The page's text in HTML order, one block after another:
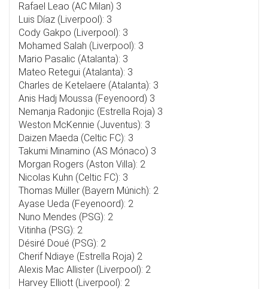
Rafael Leao (AC Milan) 3
Luis Díaz (Liverpool): 3
Cody Gakpo (Liverpool): 3
Mohamed Salah (Liverpool): 3
Mario Pasalic (Atalanta): 3
Mateo Retegui (Atalanta): 3
Charles de Ketelaere (Atalanta): 3
Anis Hadj Moussa (Feyenoord) 3
Nemanja Radonjic (Estrella Roja) 3
Weston McKennie (Juventus): 3
Daizen Maeda (Celtic FC): 3
Takumi Minamino (AS Mónaco) 3
Morgan Rogers (Aston Villa): 2
Nicolas Kuhn (Celtic FC): 3
Thomas Müller (Bayern Múnich): 2
Ayase Ueda (Feyenoord): 2
Nuno Mendes (PSG): 2
Vitinha (PSG): 2
Désiré Doué (PSG): 2
Cherif Ndiaye (Estrella Roja) 2
Alexis Mac Allister (Liverpool): 2
Harvey Elliott (Liverpool): 2